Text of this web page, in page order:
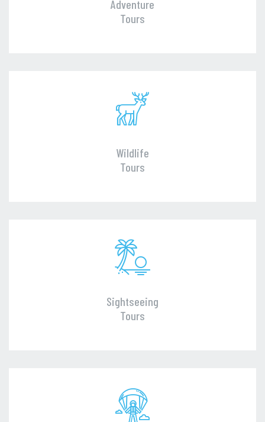
Adventure
Tours
Wildlife
Tours
Sightseeing
Tours